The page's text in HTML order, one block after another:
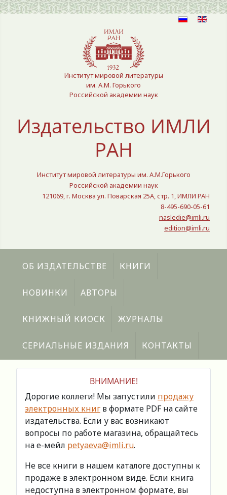
Выберите язык
Институт мировой литературы
им. А.М. Горького
Российской академии наук
Издательство ИМЛИ
РАН
Институт мировой литературы им. А.М.Горького
Российской академии наук
121069, г. Москва ул. Поварская 25A, стр. 1, ИМЛИ РАН
8-495-690-05-61
nasledie@imli.ru
edition@imli.ru
ОБ ИЗДАТЕЛЬСТВЕ КНИГИ
НОВИНКИ АВТОРЫ
КНИЖНЫЙ КИОСК ЖУРНАЛЫ
СЕРИАЛЬНЫЕ ИЗДАНИЯ КОНТАКТЫ
ВНИМАНИЕ!
Дорогие коллеги! Мы запустили продажу
электронных книг в формате PDF на сайте
издательства. Если у вас возникают
вопросы по работе магазина, обращайтесь
на е-мейл petyaeva@imli.ru.
Не все книги в нашем каталоге доступны к
продаже в электронном виде. Если книга
недоступна в электронном формате, вы